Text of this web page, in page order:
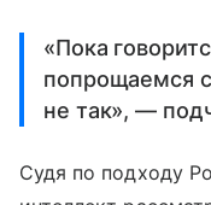
«Пока
попрощаемся
не так», —
Судя по подходу